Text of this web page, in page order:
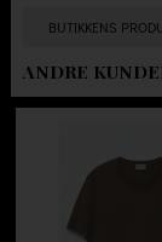
BUTIKKENS
ANDRE